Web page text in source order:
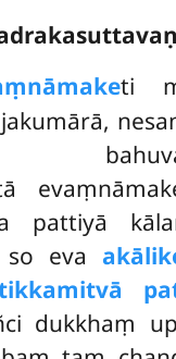
ti
pattiyā
so eva
dukkhaṃ